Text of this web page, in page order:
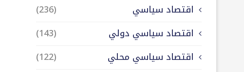
اقتصاد سياسي
(236)
اقتصاد سياسي دولي
(143)
اقتصاد سياسي محلي
(122)